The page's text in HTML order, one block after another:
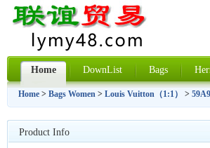
Home DownList Bags
Home > Bags Women > Louis Vuitton（1:1） >
Product Info